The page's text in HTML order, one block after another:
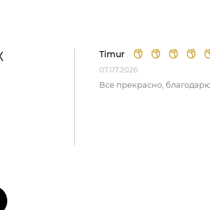
Timur
07.07.2026
Все прекрасно,